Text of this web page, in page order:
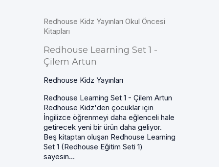
Redhouse Kidz Yayınları Okul Öncesi
Kitapları
Redhouse Learning Set 1 -
Çilem Artun
Redhouse Kidz Yayınları
Redhouse Learning Set 1 - Çilem Artun
Redhouse Kidz'den çocuklar için
İngilizce öğrenmeyi daha eğlenceli hale
getirecek yeni bir ürün daha geliyor.
Beş kitaptan oluşan Redhouse Learning
Set 1 (Redhouse Eğitim Seti 1)
sayesin...